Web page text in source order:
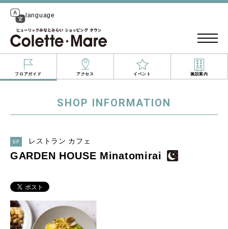
language
フロアガイド アクセス イベント 施設案内
SHOP INFORMATION
6F レストラン カフェ
GARDEN HOUSE Minatomirai